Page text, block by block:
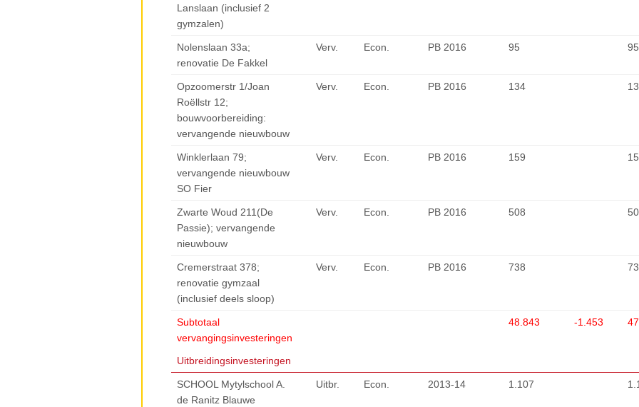
Lanslaan (inclusief 2
gymzalen)
Nolenslaan 33a;
renovatie De Fakkel
Verv. Econ. PB 2016 95 95
Opzoomerstr 1/Joan
Roëllstr 12;
bouwvoorbereiding:
vervangende nieuwbouw
Verv. Econ. PB 2016 134
Winklerlaan 79;
vervangende nieuwbouw
SO Fier
Verv. Econ. PB 2016 159
Zwarte Woud 211(De
Passie); vervangende
nieuwbouw
Verv. Econ. PB 2016 508
Cremerstraat 378;
renovatie gymzaal
(inclusief deels sloop)
Verv. Econ. PB 2016 738
Subtotaal
vervangingsinvesteringen
48.843 -1.453
Uitbreidingsinvesteringen
SCHOOL Mytylschool A.
de Ranitz Blauwe
Uitbr. Econ. 2013-14 1.107